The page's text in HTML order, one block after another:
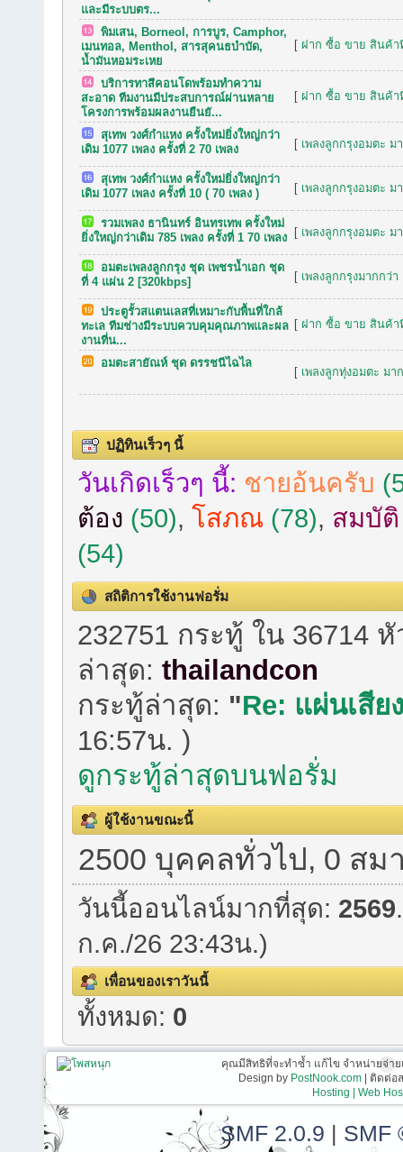
และมีระบบตร...
พิมเสน, Borneol, การบูร, Camphor,
เมนทอล, Menthol, สารสุคนธบำบัด,
น้ำมันหอมระเหย
[ ฝาก ซื้อ ขาย สินค้า
บริการทาสีคอนโดพร้อมทำความ
สะอาด ทีมงานมีประสบการณ์ผ่านหลาย
โครงการพร้อมผลงานยืนยั...
[ ฝาก ซื้อ ขาย สินค้า
สุเทพ วงศ์กำแหง ครั้งใหม่ยิ่งใหญ่กว่า
เดิม 1077 เพลง ครั้งที่ 2 70 เพลง
[ เพลงลูกกรุงอมตะ ม
สุเทพ วงศ์กำแหง ครั้งใหม่ยิ่งใหญ่กว่า
เดิม 1077 เพลง ครั้งที่ 10 ( 70 เพลง )
[ เพลงลูกกรุงอมตะ ม
รวมเพลง ธานินทร์ อินทรเทพ ครั้งใหม่
ยิ่งใหญ่กว่าเดิม 785 เพลง ครั้งที่ 1 70 เพลง
[ เพลงลูกกรุงอมตะ ม
อมตะเพลงลูกกรุง ชุด เพชรน้ำเอก ชุด
ที่ 4 แผ่น 2 [320kbps]
[ เพลงลูกกรุงมากกว่
ประตูรั้วสแตนเลสที่เหมาะกับพื้นที่ใกล้
ทะเล ทีมช่างมีระบบควบคุมคุณภาพและผล
งานที่น...
[ ฝาก ซื้อ ขาย สินค้า
อมตะสายัณห์ ชุด ดรรชนีไฉไล
[ เพลงลูกทุ่งอมตะ มา
ปฏิทินเร็วๆ นี้
วันเกิดเร็วๆ นี้: ชายอ้นครับ
ต้อง (50), โสภณ (78), สมบัติ
(54)
สถิติการใช้งานฟอรั่ม
232751 กระทู้ ใน 36714
ล่าสุด:thailandcon
กระทู้ล่าสุด: "Re: แผ่นเสีย
16:57น. )
ดูกระทู้ล่าสุดบนฟอรั่ม
ผู้ใช้งานขณะนี้
2500 บุคคลทั่วไป, 0 สม
วันนี้ออนไลน์มากที่สุด: 2569
ก.ค./26 23:43น.)
เพื่อนของเราวันนี้
ทั้งหมด: 0
คุณมีสิทธิที่จะทำซ้ำ แก้ไข จำหน่ายจ่า
Design by PostNook.com| ติดต่อส
Hosting | Web
SMF 2.0.9 | SMF